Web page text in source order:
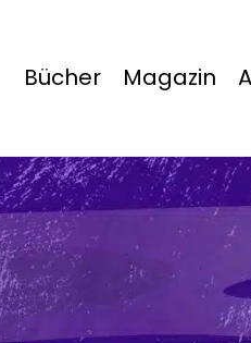
Bücher Magazin